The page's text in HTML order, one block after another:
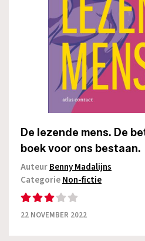
De lezende mens. De
boek voor ons bestaan.
AuteurBenny Madalijns
CategorieNon-fictie
22 NOVEMBER 2022